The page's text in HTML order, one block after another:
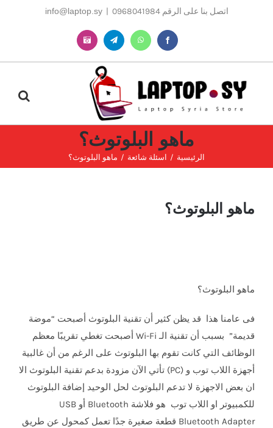
اتصل بنا على الرقم 0968041984 |
info@laptop.sy
Facebook
WhatsApp
Telegram
Instagram
ماهو البلوتوث؟
الرئيسية اسئلة شائعة ماهو البلوتوث؟
ماهو البلوتوث؟
ماهو البلوتوث؟
فى عامنا هذا قد يظن كثير أن تقنية البلوتوث أصبحت “موضة
قديمة” بسبب أن تقنية الـ Wi-Fi أصبحت تغطي تقريبًا معظم
الوظائف التي كانت تقوم بها البلوتوث على الرغم من أن غالبية
أجهزة اللاب توب و (PC) تأتي الآن مزودة بدعم تقنية البلوتوث الا
ان بعض الاجهزة لا تدعم البلوتوث لحل الوحيد إضافة البلوتوث
للكمبيوتر او اللاب توب هو فلاشة Bluetooth أو USB
Bluetooth Adapter قطعة صغيرة جدًا تعمل كمحول عن طريق